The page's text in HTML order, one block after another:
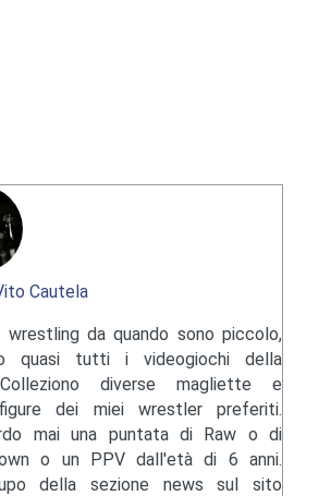
Cautela
wrestling da quando sono piccolo,
quasi tutti i videogiochi della
diverse magliette e
dei miei wrestler preferiti.
mai una puntata di Raw o di
o un PPV dall'età di 6 anni.
della sezione news sul sito